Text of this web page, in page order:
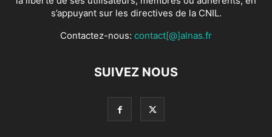
s’appuyant sur les directives de la CNIL.
Contactez-nous: contact[@]alnas.fr
SUIVEZ NOUS